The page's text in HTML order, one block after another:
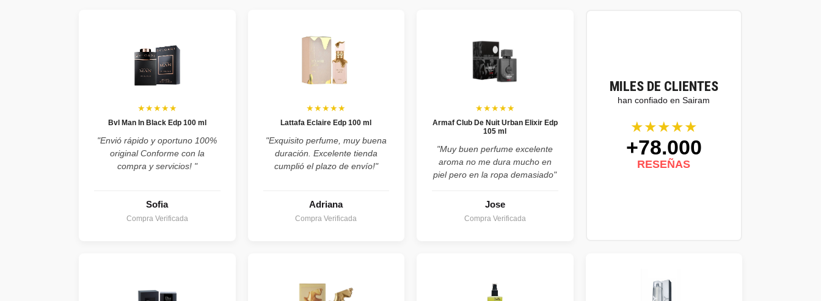
MILES DE CLIENTES
han confiado en Sairam
★★★★★
+78.000
RESEÑAS
★★★★★
Bvl Man In Black Edp 100 ml
"Envió rápido y oportuno 100%
original Conforme con la
compra y servicios! "
Sofia
Compra Verificada
★★★★★
Lattafa Eclaire Edp 100 ml
"Exquisito perfume, muy buena
duración. Excelente tienda
cumplió el plazo de envío!"
Adriana
Compra Verificada
★★★★★
Armaf Club De Nuit Urban Elixir Edp
105 ml
"Muy buen perfume excelente
aroma no me dura mucho en
piel pero en la ropa demasiado"
Jose
Compra Verificada